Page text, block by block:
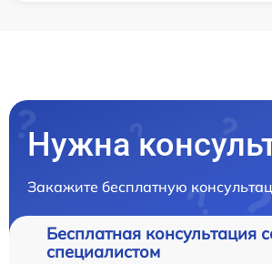
Нужна
Закажите бесплатную
Бесплатная консультация
специалистом